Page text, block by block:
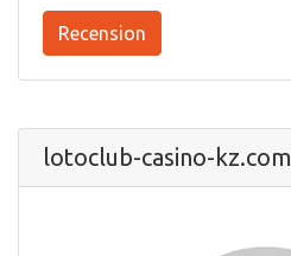
Recension
lotoclub-casino-kz.com